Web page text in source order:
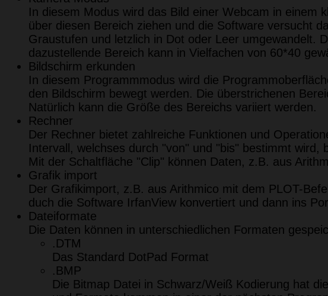
In diesem Modus wird das Bild einer Webcam in einem
über diesen Bereich ziehen und die Software versucht
Graustufen und letzlich in Dot oder Leer umgewandelt.
dazustellende Bereich kann in Vielfachen von 60*40
Bildschirm erkunden
In diesem Programmmodus wird die
den Bildschirm bewegt werden. Die überstrichenen
Natürlich kann die Größe des Bereichs variiert werden.
Rechner
Der Rechner bietet zahlreiche Funktionen und
Intervall, welchses durch "von" und "bis" bestimmt wird,
Mit der Schaltfläche "Clip" können Daten, z.B. aus
Grafik import
Der Grafikimport, z.B. aus Arithmico mit dem PLOT-
duch die Software IrfanView konvertiert und dann ins
Dateiformate
Die Daten können in unterschiedlichen Formaten
.DTM
Das Standard DotPad Format
.BMP
Die Bitmap Datei in Schwarz/Weiß Kodierung hat